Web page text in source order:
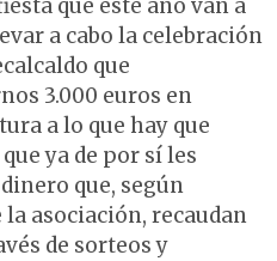
que este año van a
a cabo la celebración
que
3.000 euros en
a lo que hay que
ya de por sí les
que, según
asociación, recaudan
de sorteos y